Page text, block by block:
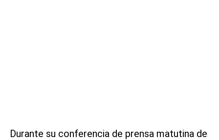
Durante su conferencia de prensa matutina de